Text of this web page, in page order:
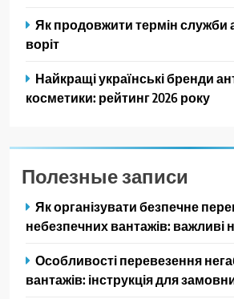
Як продовжити термін служби
воріт
Найкращі українські бренди
косметики: рейтинг 2026 року
Полезные записи
Як організувати безпечне
небезпечних вантажів: важливі
Особливості перевезення
вантажів: інструкція для